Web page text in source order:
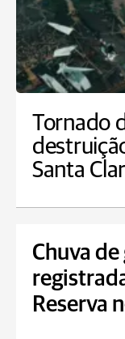
Tornado
Santa
Chuva
Reserva